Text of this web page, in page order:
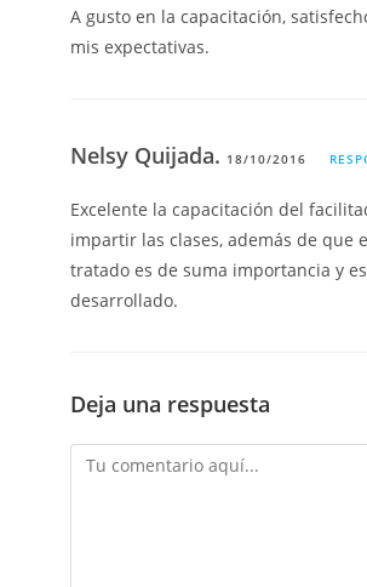
A gusto en la capacitación,
mis expectativas.
Nelsy Quijada. 18/10/2016
Excelente la capacitación del
impartir las clases, además de que
tratado es de suma importancia y
desarrollado.
Deja una respuesta